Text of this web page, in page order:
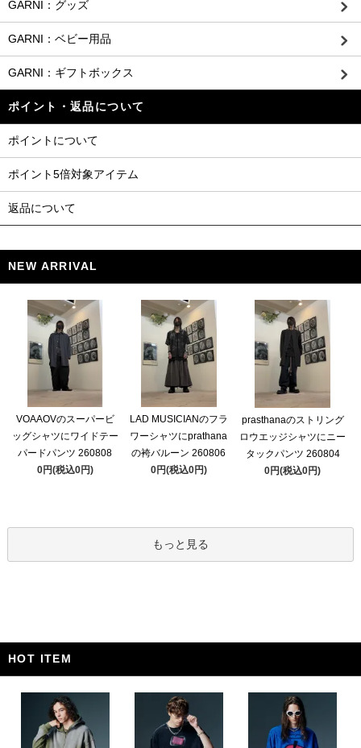
GARNI：グッズ
GARNI：ベビー用品
GARNI：ギフトボックス
ポイント・返品について
ポイントについて
ポイント5倍対象アイテム
返品について
NEW ARRIVAL
VOAAOVのスーパービ
ッグシャツにワイドテー
パードパンツ 260808
0円(税込0円)
LAD MUSICIANのフラ
ワーシャツにprathana
の袴バルーン 260806
0円(税込0円)
prasthanaのストリング
ロウエッジシャツにニー
タックパンツ 260804
0円(税込0円)
もっと見る
HOT ITEM